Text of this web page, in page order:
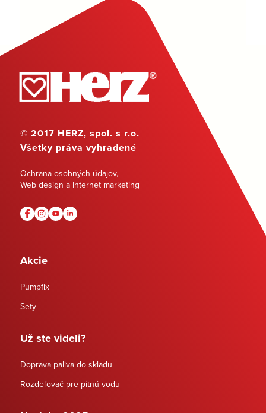
© 2017 HERZ, spol. s r.o.
Všetky práva vyhradené
Ochrana osobných údajov,
Web design a Internet marketing
Akcie
Pumpfix
Sety
Už ste videli?
Doprava paliva do skladu
Rozdeľovač pre pitnú vodu